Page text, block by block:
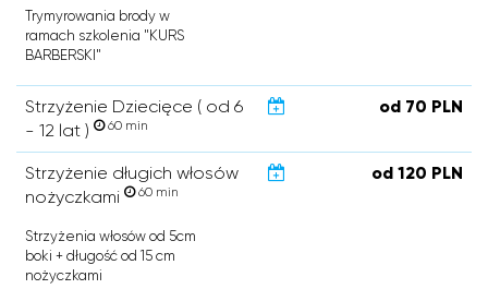
Trymyrowania brody w
ramach szkolenia "KURS
BARBERSKI"
Strzyżenie Dziecięce ( od 6
- 12 lat )
60 min
od 70 PLN
Strzyżenie długich włosów
nożyczkami
60 min
od 120 PLN
Strzyżenia włosów od 5cm
boki + długość od 15 cm
nożyczkami